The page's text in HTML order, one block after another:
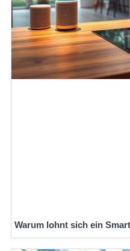
Warum lohnt sich ein